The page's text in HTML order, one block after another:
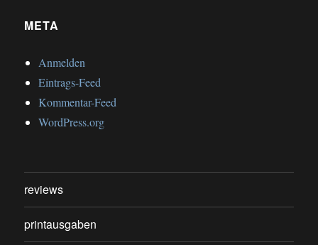
META
Anmelden
Eintrags-Feed
Kommentar-Feed
WordPress.org
reviews
printausgaben